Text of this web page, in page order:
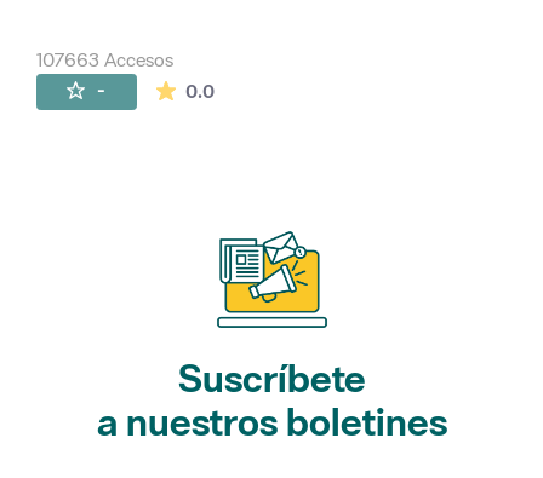
107663 Accesos
- 0.0La valoración media es de 0 estrellas de
Suscríbete
a nuestros boletines